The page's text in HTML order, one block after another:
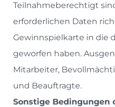
Teilnahmeberechtigt
erforderlichen Daten
Gewinnspielkarte in die
geworfen haben.
Mitarbeiter,
und Beauftragte.
Sonstige Bedingungen